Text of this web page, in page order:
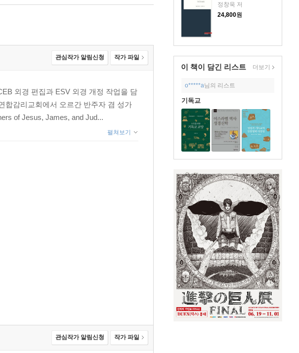
정창욱 저
24,800원
이 책이 담긴 리스트 더보기
o*****a님의 리스트
기독교
기/ 자기중심적 권리 주장에서 타인 중심적
족 안에 있는 그리스도인 가족들
관심작가 알림신청 작가 파일
외경 편집과 ESV 외경 개정 작업을 담
합감리교회에서 오르간 반주자 겸 성가
of Jesus, James, and Jud...
펼쳐보기
관심작가 알림신청 작가 파일